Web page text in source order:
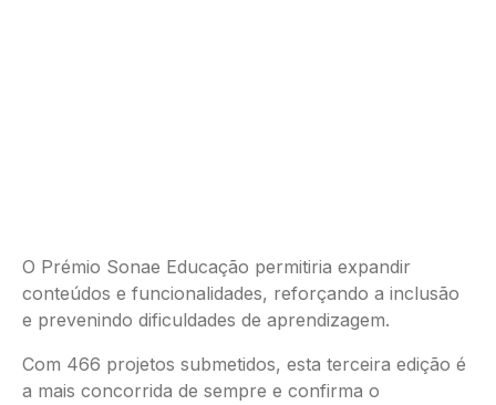
O Prémio Sonae Educação permitiria expandir
conteúdos e funcionalidades, reforçando a inclusão
e prevenindo dificuldades de aprendizagem.
Com 466 projetos submetidos, esta terceira edição é
a mais concorrida de sempre e confirma o